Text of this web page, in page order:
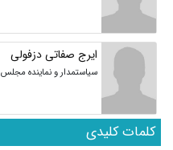
ایرج صفاتی دزفولی
سیاستمدار و نماینده مجلس
کلمات کلیدی